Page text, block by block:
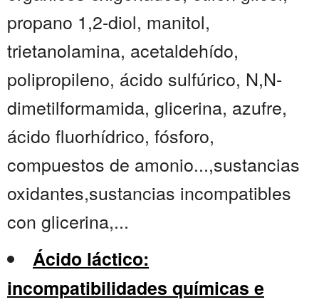
propano 1,2-diol, manitol,
trietanolamina, acetaldehído,
polipropileno, ácido sulfúrico, N,N-
dimetilformamida, glicerina, azufre,
ácido fluorhídrico, fósforo,
compuestos de amonio...,sustancias
oxidantes,sustancias incompatibles
con glicerina,...
Ácido láctico:
incompatibilidades químicas e